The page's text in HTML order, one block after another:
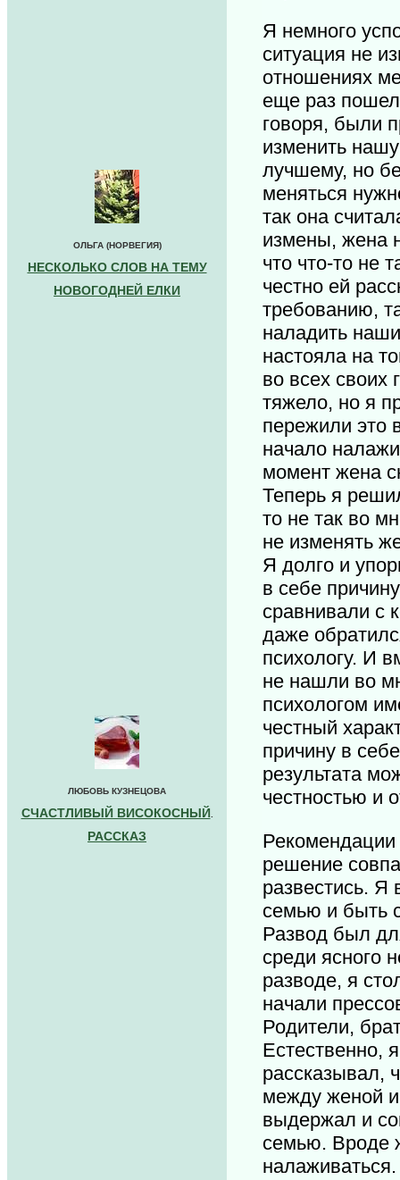
ОЛЬГА (НОРВЕГИЯ)
НЕСКОЛЬКО СЛОВ НА ТЕМУ
НОВОГОДНЕЙ ЕЛКИ
ЛЮБОВЬ КУЗНЕЦОВА
СЧАСТЛИВЫЙ ВИСОКОСНЫЙ
РАССКАЗ
Я немного
ситуация не
отношениях
еще раз
говоря, были
изменить
лучшему, но
меняться
так она
измены, жена
что что-то не
честно ей
требованию,
наладить
настояла на
во всех своих
тяжело, но я
пережили это
начало
момент жена
Теперь я
то не так во
не изменять
Я долго и
в себе
сравнивали с
даже
психологу. И
не нашли во
психологом
честный
причину в
результата
честностью и
Рекомендации
решение
развестись. Я
семью и быть
Развод был
среди ясного
разводе, я
начали
Родители,
Естественно,
рассказывал,
между женой
выдержал и
семью. Вроде